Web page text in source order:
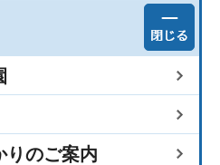
りのご案内